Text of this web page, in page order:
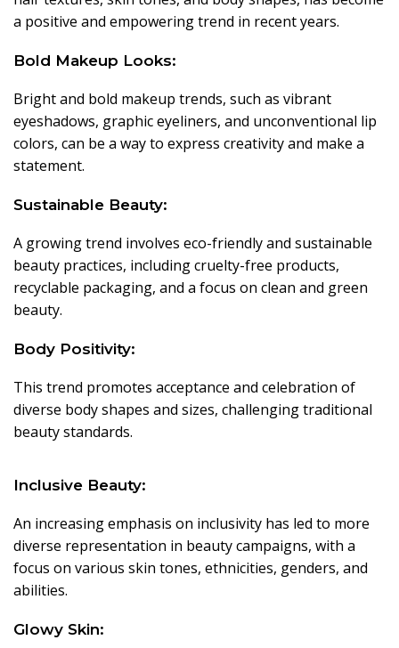
a positive and empowering trend in recent years.
Bold Makeup Looks:
Bright and bold makeup trends, such as vibrant
eyeshadows, graphic eyeliners, and unconventional lip
colors, can be a way to express creativity and make a
statement.
Sustainable Beauty:
A growing trend involves eco-friendly and sustainable
beauty practices, including cruelty-free products,
recyclable packaging, and a focus on clean and green
beauty.
Body Positivity:
This trend promotes acceptance and celebration of
diverse body shapes and sizes, challenging traditional
beauty standards.
Inclusive Beauty:
An increasing emphasis on inclusivity has led to more
diverse representation in beauty campaigns, with a
focus on various skin tones, ethnicities, genders, and
abilities.
Glowy Skin: